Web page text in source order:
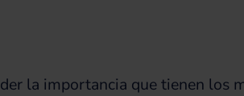
la importancia que tienen los